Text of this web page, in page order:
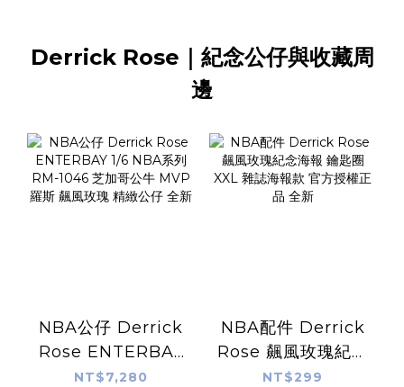
Derrick Rose｜紀念公仔與收藏周
邊
NBA公仔 Derrick
Rose ENTERBAY
1/6 NBA系列 RM-
NT$7,280
NBA配件 Derrick
Rose 飆風玫瑰紀念
海報 鑰匙圈 XXL 雜
NT$299